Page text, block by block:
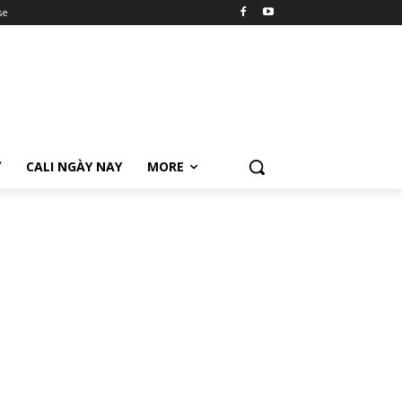
CALI NGÀY NAY MORE